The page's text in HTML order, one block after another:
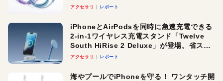
アクセサリ レポート
iPhoneとAirPodsを同時に急速充電できる
2-in-1ワイヤレス充電スタンド「Twelve
South HiRise 2 Deluxe」が登場。省スペ
ースでおしゃれに充電したい人にオスス
アクセサリ レポート
海やプールでiPhoneを守る！ ワンタッチ開